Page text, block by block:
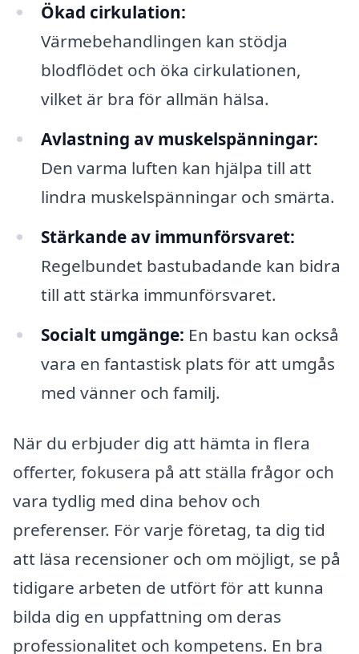
Ökad cirkulation:
Värmebehandlingen kan stödja
blodflödet och öka cirkulationen,
vilket är bra för allmän hälsa.
Avlastning av muskelspänningar:
Den varma luften kan hjälpa till att
lindra muskelspänningar och smärta.
Stärkande av immunförsvaret:
Regelbundet bastubadande kan bidra
till att stärka immunförsvaret.
Socialt umgänge: En bastu kan också
vara en fantastisk plats för att umgås
med vänner och familj.
När du erbjuder dig att hämta in flera
offerter, fokusera på att ställa frågor och
vara tydlig med dina behov och
preferenser. För varje företag, ta dig tid
att läsa recensioner och om möjligt, se på
tidigare arbeten de utfört för att kunna
bilda dig en uppfattning om deras
professionalitet och kompetens. En bra